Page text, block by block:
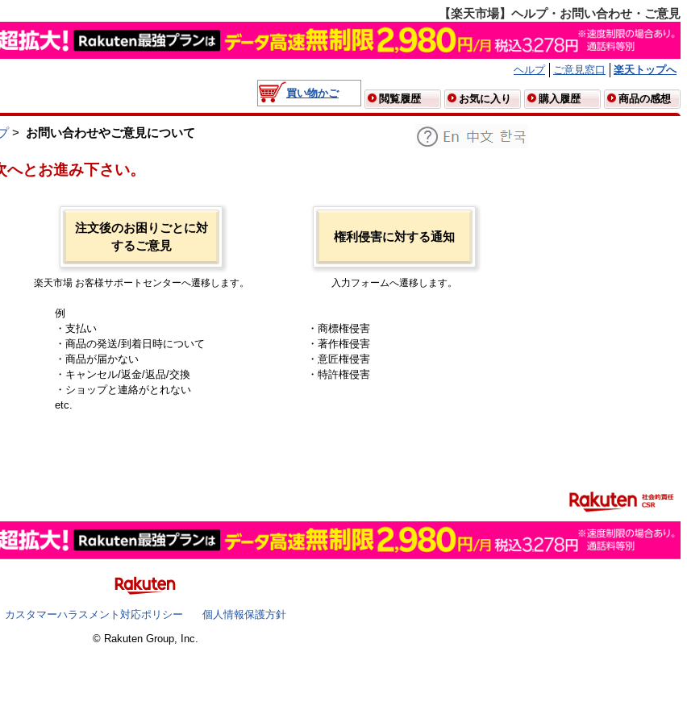
【楽天市場】ヘルプ・お問い合わせ・ご意見
ヘルプ ご意見窓口
楽天トップへ
買い物かご
閲覧履歴 お気に入り 購入履歴 商品の感想
> お問い合わせやご意見について
とお進み下さい。
注文後のお困りごとに対
するご意見
楽天市場 お客様サポートセンターへ遷移します。
例
・支払い
・商品の発送/到着日時について
・商品が届かない
・キャンセル/返金/返品/交換
・ショップと連絡がとれない
etc.
権利侵害に対する通知
入力フォームへ遷移します。
・商標権侵害
・著作権侵害
・意匠権侵害
・特許権侵害
カスタマーハラスメント対応ポリシー
個人情報保護方針
© Rakuten Group, Inc.